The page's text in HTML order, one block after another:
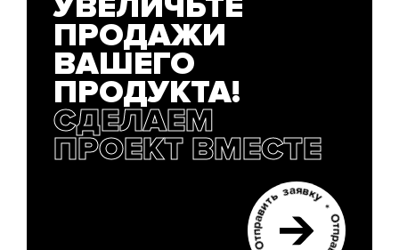
ПРОДАЖИ
ВАШЕГО
ПРОДУКТА!
СДЕЛАЕМ
ПРОЕКТ ВМЕСТЕ